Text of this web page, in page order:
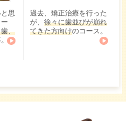
思
、
過去、矯正治療を行った
が、徐々に歯並びが崩れ
てきた方向けのコース。